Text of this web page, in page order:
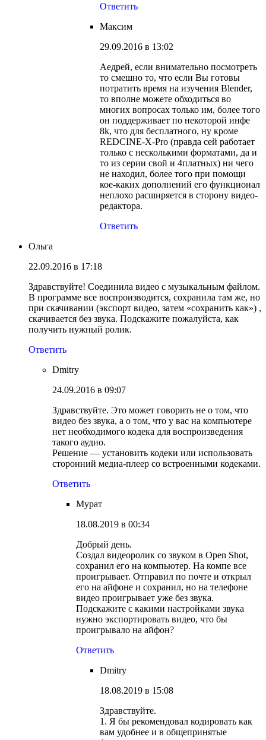
Ответить
Максим
29.09.2016 в 13:02
Аедрей, если внимательно посмотреть
то смешно то, что если Вы готовы
потратить время на изучения Blender,
то вполне можете обходиться во
многих вопросах только им, более того
он поддерживает по некоторой инфе
8k, что для бесплатного, ну кроме
REDCINE-X-Pro (правда сей работает
только с несколькими форматами, да и
то из серии свой и 4платных) ни чего
не находил, более того при помощи
кое-каких дополнений его функционал
неплохо расширяется в сторону видео-
редактора.
Ответить
Ольга
22.09.2016 в 17:18
Здравствуйте! Соединила видео с музыкальным файлом.
В программе все воспроизводится, сохранила там же, но
при скачивании (экспорт видео, затем «сохранить как») ,
скачивается без звука. Подскажите пожалуйста, как
получить нужный ролик.
Ответить
Dmitry
24.09.2016 в 09:07
Здравствуйте. Это может говорить не о том, что
видео без звука, а о том, что у вас на компьютере
нет необходимого кодека для воспроизведения
такого аудио.
Решение — установить кодеки или использовать
сторонний медиа-плеер со встроенными кодеками.
Ответить
Мурат
18.08.2019 в 00:34
Добрый день.
Создал видеоролик со звуком в Open Shot,
сохранил его на компьютер. На компе все
проигрывает. Отправил по почте и открыл
его на айфоне и сохранил, но на телефоне
видео проигрывает уже без звука.
Подскажите с какими настройками звука
нужно экспортировать видео, что бы
проигрывало на айфон?
Ответить
Dmitry
18.08.2019 в 15:08
Здравствуйте.
1. Я бы рекомендовал кодировать как
вам удобнее и в общепринятые